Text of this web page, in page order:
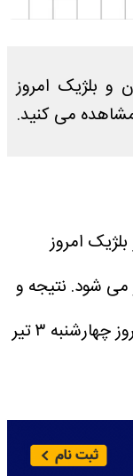
و بلژیک امروز
امروز
نتیجه و
خلاصه بازی والیبال لهستان و بلژیک امروز چهارشنبه ۳ تیر